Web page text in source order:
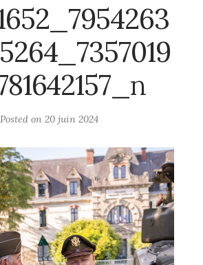
Posted on 20 juin 2024